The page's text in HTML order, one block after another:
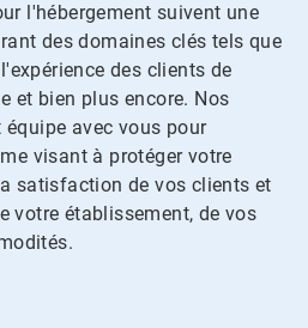
l'hébergement suivent une
des domaines clés tels que
des clients de
et bien plus encore. Nos
avec vous pour
visant à protéger votre
satisfaction de vos clients et
votre établissement, de vos